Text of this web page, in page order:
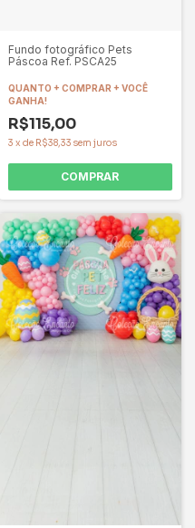
Fundo fotográfico Pets
Páscoa Ref. PSCA25
QUANTO + COMPRAR + VOCÊ
GANHA!
R$115,00
3 x de R$38,33 sem juros
COMPRAR